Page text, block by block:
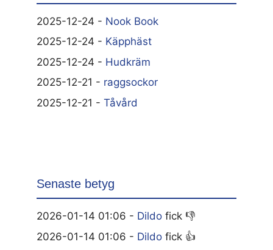
2025-12-24 - Nook Book
2025-12-24 - Käpphäst
2025-12-24 - Hudkräm
2025-12-21 - raggsockor
2025-12-21 - Tåvård
Senaste betyg
2026-01-14 01:06 - Dildo fick 👎
2026-01-14 01:06 - Dildo fick 👍